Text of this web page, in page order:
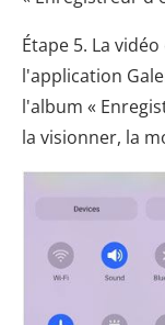
Étape 5. La
l'application
l'album «
la visionner, la